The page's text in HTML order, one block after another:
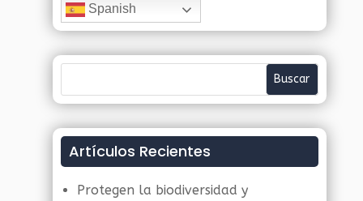
Spanish
Artículos Recientes
Protegen la biodiversidad y